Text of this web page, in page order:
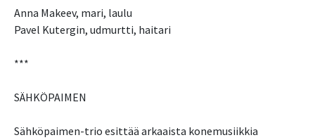
Anna Makeev, mari, laulu
Pavel Kutergin, udmurtti, haitari
***
SÄHKÖPAIMEN
Sähköpaimen-trio esittää arkaaista konemusiikkia